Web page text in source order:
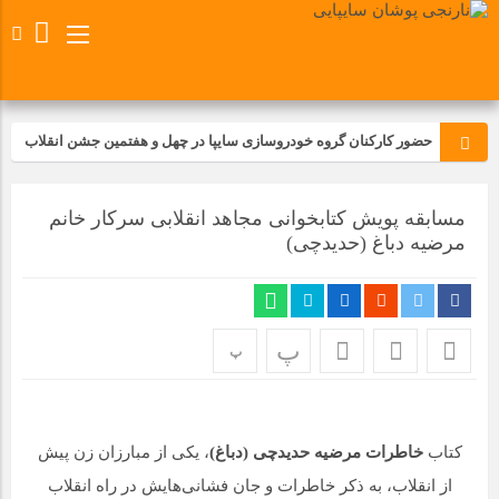
حضور کارکنان گروه خودروسازی سایپا در چهل و هفتمین جشن انقلاب
تجدید بیعت کارکنان شرکت پارس خودرو با آرمان های رهبر کبیر و فقید
انقلاب اسلامی ایران
مراسم عزاداری و ذکرمصیبت سالروز شهادت امام محمدتقی(ع) در
مسابقه پویش کتابخوانی مجاهد انقلابی سرکار خانم
مرضیه دباغ (حدیدچی)
پ پ
کتابخاطرات مرضیه حدیدچی (دباغ)، یکی از مبارزان زن پیش
از انقلاب، به ذکر خاطرات و جان فشانی‌هایش در راه انقلاب